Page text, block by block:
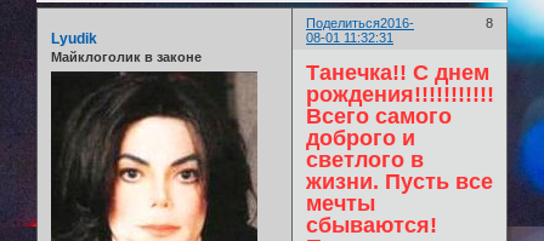
Поделиться 8
2016-
08-01 11:32:31
Lyudik
Майклоголик в законе
Танечка!! С днем
Всего самого
доброго и
светлого в
жизни. Пусть все
мечты
сбываются!